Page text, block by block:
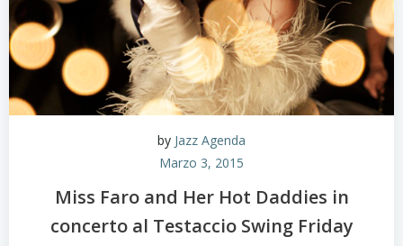
by Jazz Agenda
Marzo 3, 2015
Miss Faro and Her Hot Daddies in
concerto al Testaccio Swing Friday